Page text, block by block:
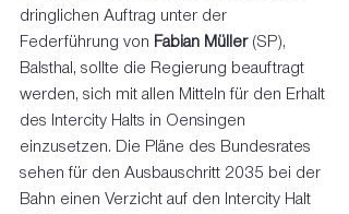
dringlichen Auftrag unter der
Federführung von Fabian Müller (SP),
Balsthal, sollte die Regierung beauftragt
werden, sich mit allen Mitteln für den Erhalt
des Intercity Halts in Oensingen
einzusetzen. Die Pläne des Bundesrates
sehen für den Ausbauschritt 2035 bei der
Bahn einen Verzicht auf den Intercity Halt